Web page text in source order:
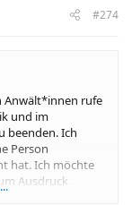
#274
Anwält*innen rufe
und im
beenden. Ich
Person
hat. Ich möchte
Ausdruck